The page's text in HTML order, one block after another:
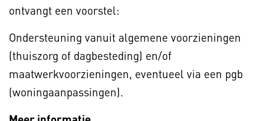
ontvangt een voorstel:
Ondersteuning vanuit algemene voorzieningen
(thuiszorg of dagbesteding) en/of
maatwerkvoorzieningen, eventueel via een pgb
(woningaanpassingen).